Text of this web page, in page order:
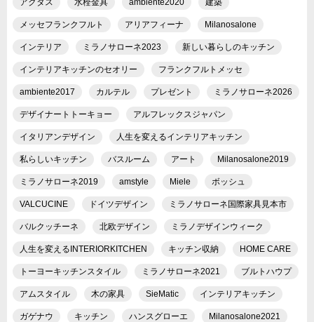
アクタス 水栓金具 ambiente2020 建築
メッセフランクフルト アリアフィーナ Milanosalone
インテリア ミラノサローネ2023 新しい暮らしのキッチン
インテリアキッチンのセオリー フランクフルトメッセ
ambiente2017 カルテル プレゼント ミラノサローネ2026
デザイナートトーキョー アルフレックスジャパン
イタリアンデザイン 人生を変えるインテリアキッチン
私らしいキッチン バスルーム アート Milanosalone2019
ミラノサローネ2019 amstyle Miele ボッシュ
VALCUCINE ドイツデザイン ミラノサローネ国際家具見本市
バルクッチーネ 北欧デザイン ミラノデザインウィーク
人生を変えるINTERIORKITCHEN キッチン収納 HOME CARE
トーヨーキッチンスタイル ミラノサローネ2021 ブルトハウプ
アムスタイル 木の家具 SieMatic インテリアキッチン
ガゲナウ キッチン ハンスグローエ Milanosalone2021